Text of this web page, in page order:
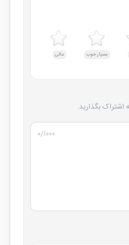
بسیار خوب عالی
اشتراک بگذارید.
۰/۱۰۰۰